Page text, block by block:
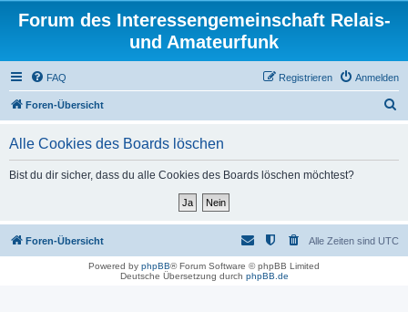
Forum des Interessengemeinschaft Relais-
und Amateurfunk
FAQ Anmelden
Registrieren
Foren-Übersicht
Alle Cookies des Boards löschen
Bist du dir sicher, dass du alle Cookies des Boards löschen möchtest?
Foren-Übersicht Alle Zeiten sind UTC
Powered by phpBB® Forum Software © phpBB Limited
Deutsche Übersetzung durch phpBB.de